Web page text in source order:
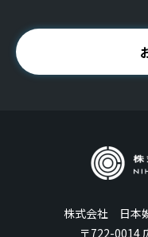
株式会社 日本
〒722-0014